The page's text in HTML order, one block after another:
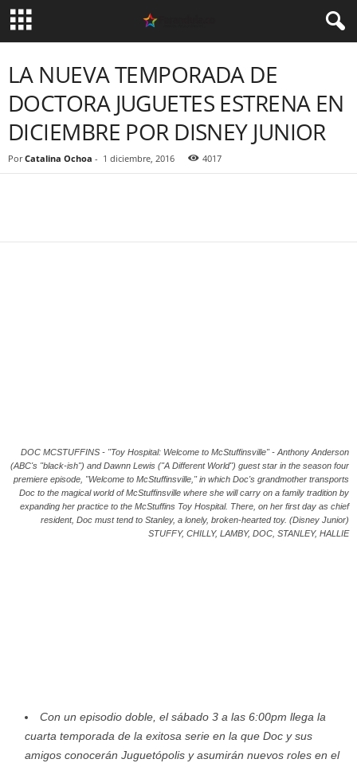
LA NUEVA TEMPORADA DE
DOCTORA JUGUETES ESTRENA EN
DICIEMBRE POR DISNEY JUNIOR
Por Catalina Ochoa - 1 diciembre, 2016 4017
DOC MCSTUFFINS - "Toy Hospital: Welcome to McStuffinsville" - Anthony Anderson
(ABC's "black-ish") and Dawnn Lewis ("A Different World") guest star in the season four
premiere episode, "Welcome to McStuffinsville," in which Doc's grandmother transports
Doc to the magical world of McStuffinsville where she will carry on a family tradition by
expanding her practice to the McStuffins Toy Hospital. There, on her first day as chief
resident, Doc must tend to Stanley, a lonely, broken-hearted toy. (Disney Junior)
STUFFY, CHILLY, LAMBY, DOC, STANLEY, HALLIE
Con un episodio doble, el sábado 3 a las 6:00pm llega la
cuarta temporada de la exitosa serie en la que Doc y sus
amigos conocerán Juguetópolis y asumirán nuevos roles en el